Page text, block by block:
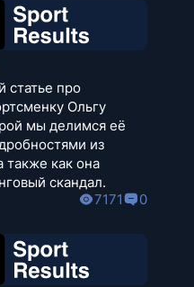
статье про
Ольгу
мы делимся её
из
также как она
скандал.
7171 0